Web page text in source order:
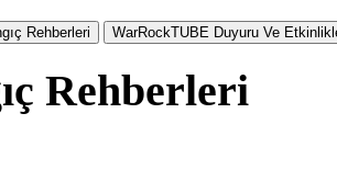
Rehberleri WarRockTUBE Duyuru Ve
Rehberleri